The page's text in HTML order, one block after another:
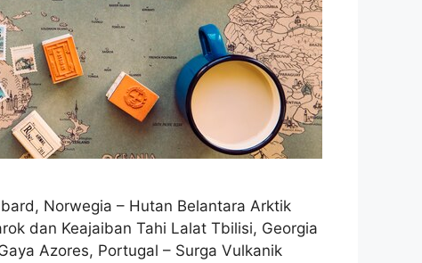
Norwegia – Hutan Belantara Arktik
dan Keajaiban Tahi Lalat Tbilisi, Georgia
Azores, Portugal – Surga Vulkanik